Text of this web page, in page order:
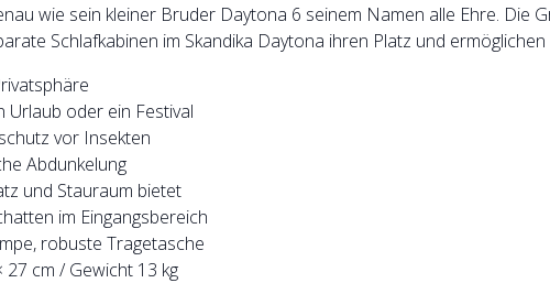
wie sein kleiner Bruder Daytona 6 seinem Namen alle Ehre. Die
Schlafkabinen im Skandika Daytona ihren Platz und
Urlaub oder ein Festival
vor Insekten
Abdunkelung
und Stauraum bietet
im Eingangsbereich
robuste Tragetasche
cm / Gewicht 13 kg